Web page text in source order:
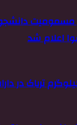
مسمومیت
اعلام شد